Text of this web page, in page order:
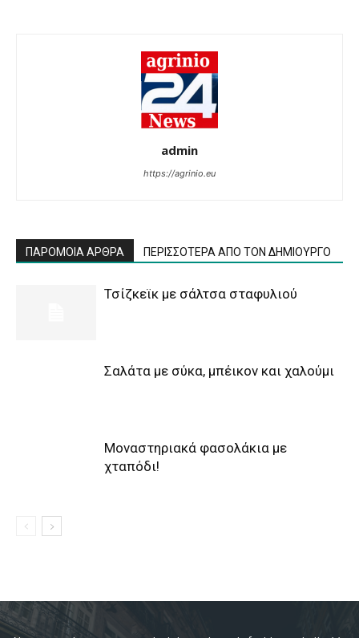
admin
https://agrinio.eu
ΠΑΡΟΜΟΙΑ ΑΡΘΡΑ ΠΕΡΙΣΣΟΤΕΡΑ ΑΠΟ ΤΟΝ ΔΗΜΙΟΥΡΓΟ
Τσίζκεϊκ με σάλτσα σταφυλιού
Σαλάτα με σύκα, μπέικον και χαλούμι
Μοναστηριακά φασολάκια με
χταπόδι!